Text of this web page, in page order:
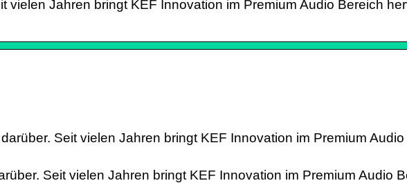
vielen Jahren bringt KEF Innovation im Premium Audio Bereich
Seit vielen Jahren bringt KEF Innovation im Premium
Seit vielen Jahren bringt KEF Innovation im Premium Audio